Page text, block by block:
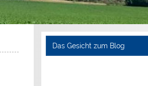
Das Gesicht zum Blog